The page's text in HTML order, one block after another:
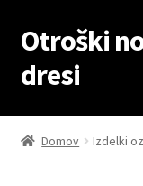
Skip
to
navigation
Skip
to
content
Otroški
dresi
Domov
Domov Izdelki